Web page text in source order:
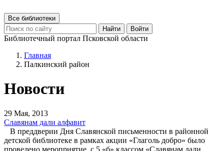
Все библиотеки
Найти
Войти
Библиотечный портал Псковской области
Главная
Палкинский район
Новости
29 Мая, 2013
Славянам дали алфавит
В преддверии Дня Славянской письменности в районной
детской библиотеке в рамках акции «Глаголь добро» было
проведено мероприятие с 5 «б» классом «Славянам дали